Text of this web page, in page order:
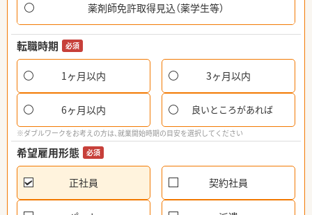
薬剤師免許取得見込（薬学生等）
転職時期 必須
1ヶ月以内 3ヶ月以内
6ヶ月以内 良いところがあれば
※ダブルワークをお考えの方は、就業開始時期の目安を選択してください
希望雇用形態 必須
正社員 契約社員